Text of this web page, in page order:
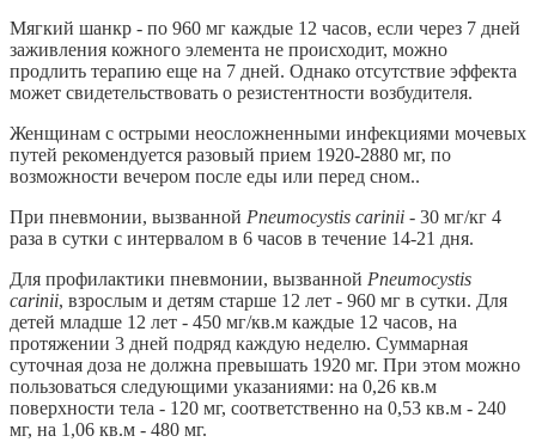
Мягкий шанкр - по 960 мг каждые 12 часов, если через 7 дней
заживления кожного элемента не происходит, можно
продлить терапию еще на 7 дней. Однако отсутствие эффекта
может свидетельствовать о резистентности возбудителя.
Женщинам с острыми неосложненными инфекциями мочевых
путей рекомендуется разовый прием 1920-2880 мг, по
возможности вечером после еды или перед сном..
При пневмонии, вызванной Pneumocystis carinii - 30 мг/кг 4
раза в сутки с интервалом в 6 часов в течение 14-21 дня.
Для профилактики пневмонии, вызванной Pneumocystis
carinii, взрослым и детям старше 12 лет - 960 мг в сутки. Для
детей младше 12 лет - 450 мг/кв.м каждые 12 часов, на
протяжении 3 дней подряд каждую неделю. Суммарная
суточная доза не должна превышать 1920 мг. При этом можно
пользоваться следующими указаниями: на 0,26 кв.м
поверхности тела - 120 мг, соответственно на 0,53 кв.м - 240
мг, на 1,06 кв.м - 480 мг.